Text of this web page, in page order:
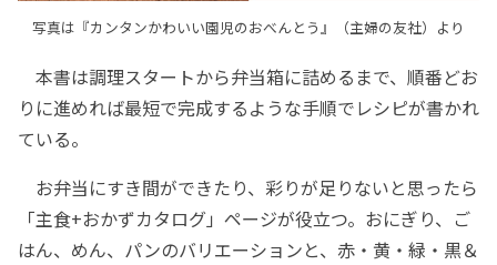
写真は『カンタンかわいい園児のおべんとう』（主婦の友社）より
本書は調理スタートから弁当箱に詰めるまで、順番どお
りに進めれば最短で完成するような手順でレシピが書かれ
ている。
お弁当にすき間ができたり、彩りが足りないと思ったら
「主食+おかずカタログ」ページが役立つ。おにぎり、ご
はん、めん、パンのバリエーションと、赤・黄・緑・黒＆